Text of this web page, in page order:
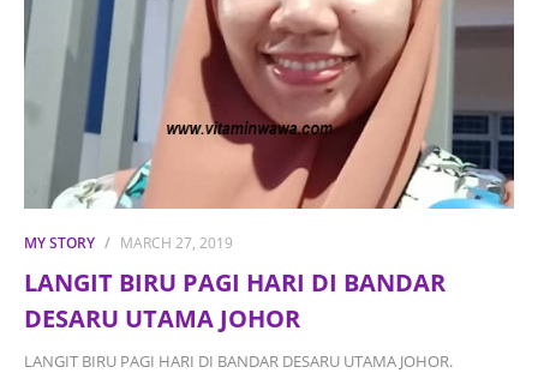
MY STORY MARCH 27, 2019
LANGIT BIRU PAGI HARI DI BANDAR
DESARU UTAMA JOHOR
LANGIT BIRU PAGI HARI DI BANDAR DESARU UTAMA JOHOR.